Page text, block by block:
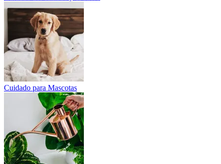
Cuidado para Mascotas